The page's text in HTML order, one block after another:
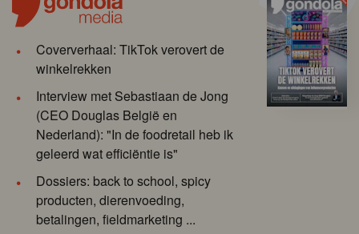
Coververhaal: TikTok verovert de
winkelrekken
Interview met Sebastiaan de Jong
(CEO Douglas België en
Nederland): "In de foodretail heb ik
geleerd wat efficiëntie is"
Dossiers: back to school, spicy
producten, dierenvoeding,
betalingen, fieldmarketing ...